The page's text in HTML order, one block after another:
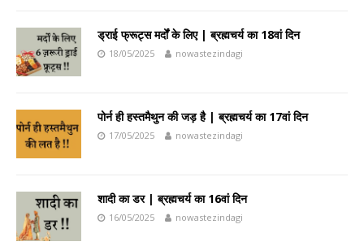
ड्राई फ्रूट्स मर्दों के लिए | ब्रह्मचर्य का 18वां दिन
18/05/2025 nowastezindagi
पोर्न ही हस्तमैथुन की जड़ है | ब्रह्मचर्य का 17वां दिन
17/05/2025 nowastezindagi
शादी का डर | ब्रह्मचर्य का 16वां दिन
16/05/2025 nowastezindagi